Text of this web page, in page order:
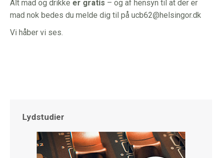
Alt mad og drikke er gratis – og af hensyn til at der er
mad nok bedes du melde dig til på ucb62@helsingor.dk
Vi håber vi ses.
Lydstudier